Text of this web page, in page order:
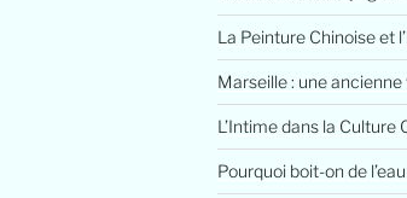
La Peinture Chinoise et
Marseille : une
L’Intime dans la
Pourquoi boit-on de